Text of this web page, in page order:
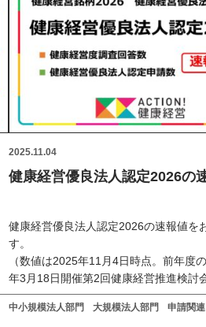
2025.11.04
健康経営優良法人認定2026の
健康経営優良法人認定2026の速報値を
す。
（数値は2025年11月4日時点。前年度
年3月18日開催第2回健康経営推進検討
省）資料から。）
中小規模法人部門 大規模法人部門 申請関連